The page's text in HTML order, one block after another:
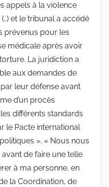
appels à la violence
et le tribunal a accédé
prévenus pour les
médicale après avoir
La juridiction a
aux demandes de
leur défense avant
d’un procès
différents standards
le Pacte international
». « Nous nous
de faire une telle
à ma personne, en
la Coordination, de